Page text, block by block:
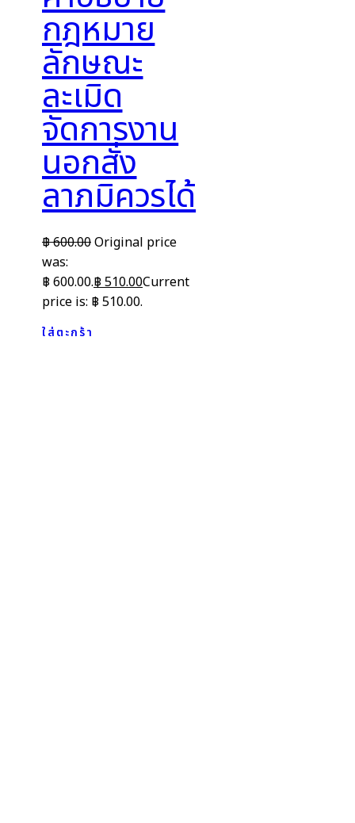
กฎหมาย
ลักษณะ
ละเมิด
จัดการงาน
นอกสั่ง
ลาภมิควรได้
฿600.00Original price
was:
฿ 600.00.฿ 510.00Current
price is: ฿ 510.00.
ใส่ตะกร้า